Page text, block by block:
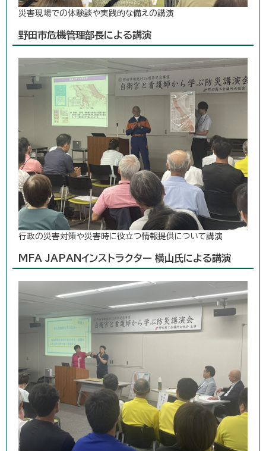
災害現場での体験談や実践的な備えの講演
野田市危機管理部長による講演
行政の災害対策や災害時に役立つ情報提供について講演
MFA JAPANインストラクター 横山氏による講演